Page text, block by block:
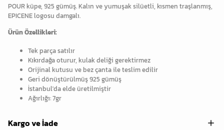
POUR küpe, 925 gümüş.Kalın ve yumuşak silüetli, kısmen traşlanmış,
EPICENE logosu damgalı.
Ürün Özellikleri:
Tek parça satılır
Kıkırdağa oturur, kulak deliği gerektirmez
Orijinal kutusu ve bez çanta ile teslim edilir
Geri dönüştürülmüş 925 gümüş
İstanbul'da elde üretilmiştir
Ağırlığı: 7gr
Kargo ve İade